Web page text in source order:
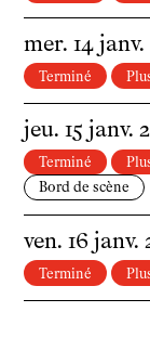
mer. 14 janv.
Terminé
jeu. 15 janv.
Terminé
Bord de scène
ven. 16 janv.
Terminé